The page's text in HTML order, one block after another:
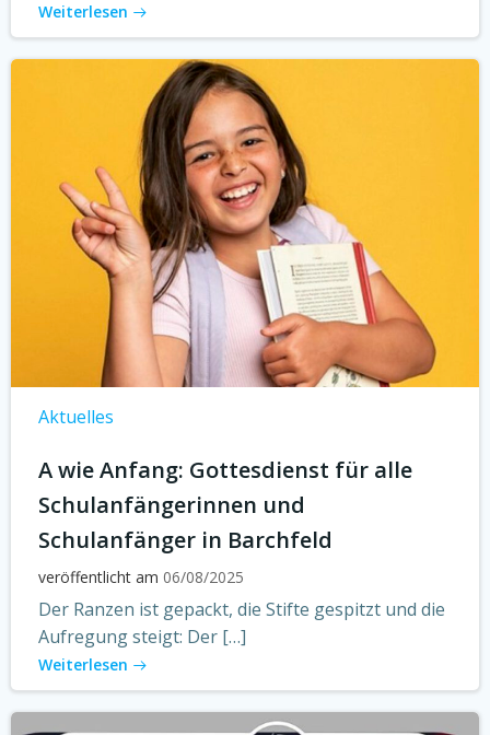
Weiterlesen
Aktuelles
A wie Anfang: Gottesdienst für alle
Schulanfängerinnen und
Schulanfänger in Barchfeld
veröffentlicht am 06/08/2025
Der Ranzen ist gepackt, die Stifte gespitzt und die
Aufregung steigt: Der […]
Weiterlesen